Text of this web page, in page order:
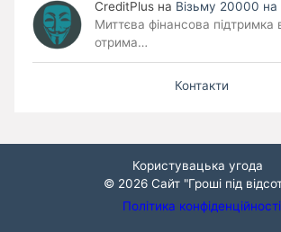
CreditPlus на Візьму 20000 на
Миттєва фінансова підтримка
отрима…
Контакти
Користувацька угода
© 2026 Сайт "Гроші під
Політика конфіденційності